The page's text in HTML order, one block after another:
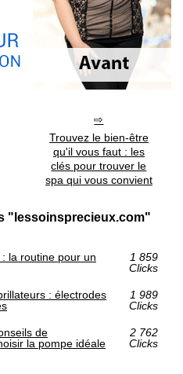
Trouvez le bien-être
qu'il vous faut : les
clés pour trouver le
spa qui vous convient
"lessoinsprecieux.com"
la routine pour un
1 859
Clicks
: électrodes
1 989
Clicks
de
la pompe idéale
2 762
Clicks